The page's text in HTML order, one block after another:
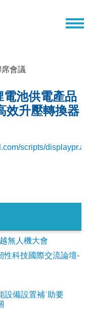
會議
電池供電產品
效升壓轉換器
scripts/
無人機大會
性科技國際交流論壇-
設備設置補ˋ助要